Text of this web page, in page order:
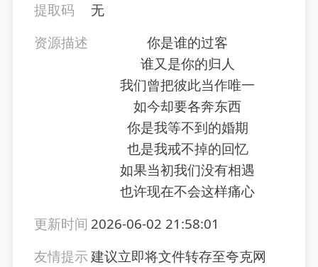
提取码
无
资源描述
你是谁的过客
谁又是你的归人
我们曾把彼此当作唯一
如今却要各奔东西
你是我等不到的婚期
也是我戒不掉的回忆
如果当初我们没有相遇
也许现在不会这样痛心
更新时间 2026-06-02 21:58:01
友情提示建议立即将文件转存至夸克网